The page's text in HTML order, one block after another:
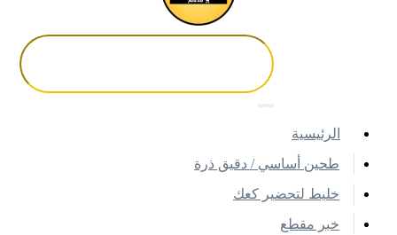
اﻟﺮﺋﻴﺴﻴﺔ
طحين أساسي / دقيق ذرة
خليط لتحضير كعك
خبر مقطع